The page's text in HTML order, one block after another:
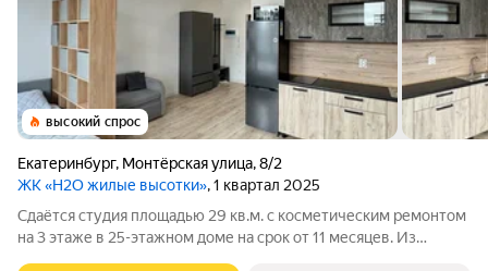
высокий спрос
Екатеринбург, Монтёрская улица,8/2
ЖК «H2O жилые высотки», 1 квартал 2025
Сдаётся студия площадью 29 кв.м. с косметическим ремонтом
на 3 этаже в 25-этажном доме на срок от 11 месяцев. Из